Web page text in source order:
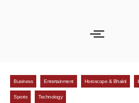
Business Entertainment Horoscope & Bhakti
Sports Technology